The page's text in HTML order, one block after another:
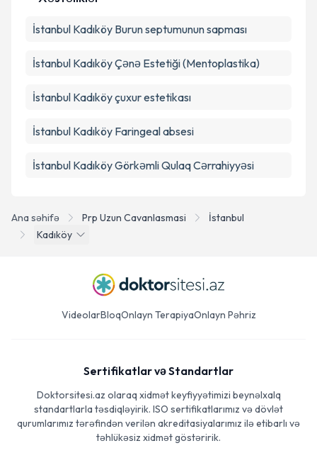
Ana səhifə Prp Uzun Cavanlasmasi
İstanbul
Kadıköy
İstanbul Kadıköy Burun septumunun sapması
İstanbul Kadıköy Çənə Estetiği (Mentoplastika)
İstanbul Kadıköy çuxur estetikası
İstanbul Kadıköy Faringeal absesi
İstanbul Kadıköy Görkəmli Qulaq Cərrahiyyəsi
VideolarBloqOnlayn TerapiyaOnlayn Pəhriz
Sertifikatlar və Standartlar
Doktorsitesi.az olaraq xidmət keyfiyyətimizi beynəlxalq
standartlarla təsdiqləyirik. ISO sertifikatlarımız və dövlət
qurumlarımız tərəfindən verilən akreditasiyalarımız ilə etibarlı və
təhlükəsiz xidmət göstəririk.